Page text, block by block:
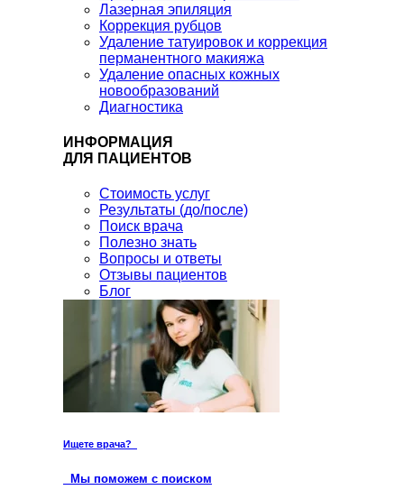
Лазерная эпиляция
Коррекция рубцов
Удаление татуировок и коррекция
перманентного макияжа
Удаление опасных кожных
новообразований
Диагностика
ИНФОРМАЦИЯ
ДЛЯ ПАЦИЕНТОВ
Стоимость услуг
Результаты (до/после)
Поиск врача
Полезно знать
Вопросы и ответы
Отзывы пациентов
Блог
Ищете врача?
Мы поможем с поиском